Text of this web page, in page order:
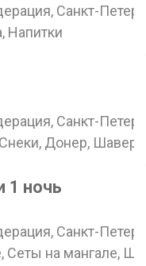
Санкт-
Напитки
Санкт-
Донер,
1 ночь
Санкт-
Сеты на мангале,